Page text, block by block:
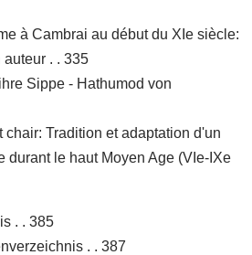
à Cambrai au début du XIe siècle:
auteur . . 335
Sippe - Hathumod von
chair: Tradition et adaptation d'un
durant le haut Moyen Age (VIe-IXe
. . 385
. . 387